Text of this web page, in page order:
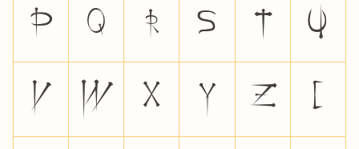
P
Q R S T
U
V
W X Y Z
[